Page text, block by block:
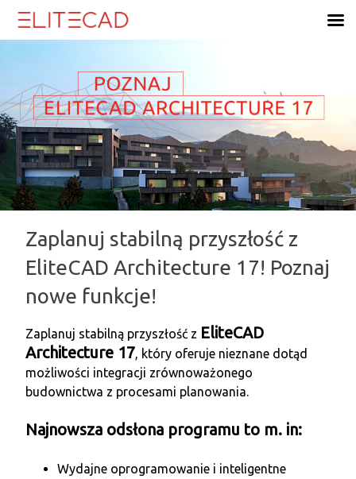
Skip
Zaplanuj stabilną przyszłość z
EliteCAD Architecture 17! Poznaj
nowe funkcje!
Zaplanuj stabilną przyszłość z EliteCAD
Architecture 17, który oferuje nieznane dotąd
możliwości integracji zrównoważonego
budownictwa z procesami planowania.
Najnowsza odsłona programu to m. in:
Wydajne oprogramowanie i inteligentne